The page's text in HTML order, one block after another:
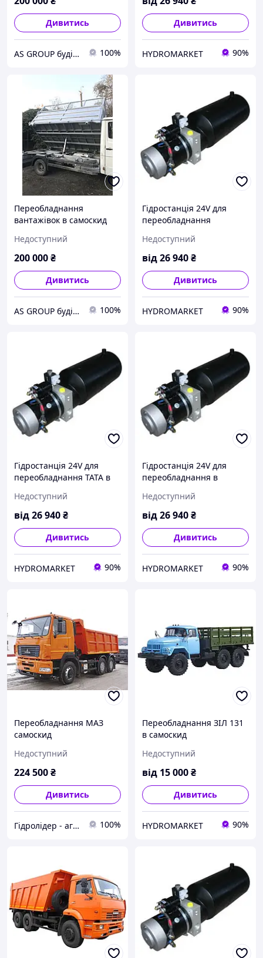
Дивитись
AS GROUP будівельно-промислова група 100%
Дивитись
HYDROMARKET 90%
Переобладнання
вантажівок в самоскид
Недоступний
200 000₴
Дивитись
AS GROUP будівельно-промислова група 100%
Гідростанція 24V для
переобладнання
Недоступний
від26 940₴
Дивитись
HYDROMARKET 90%
Гідростанція 24V для
переобладнання ТАТА в
Недоступний
від26 940₴
Дивитись
HYDROMARKET 90%
Гідростанція 24V для
переобладнання в
Недоступний
від26 940₴
Дивитись
HYDROMARKET 90%
Переобладнання МАЗ
самоскид
Недоступний
224 500₴
Дивитись
Гідролідер - агротехніка, промислове та будівельне обладнання 100%
Переобладнання ЗІЛ 131
в самоскид
Недоступний
від 15 000₴
Дивитись
HYDROMARKET 90%